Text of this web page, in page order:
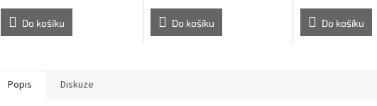
cena:
Do košíku
cena:
Do košíku
cena:
Do košíku
Popis Diskuze